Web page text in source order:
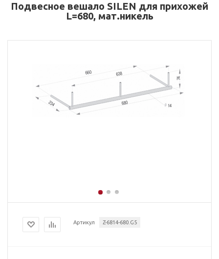
Подвесное вешало SILEN для прихожей
L=680, мат.никель
Артикул Z-6814-680.G5